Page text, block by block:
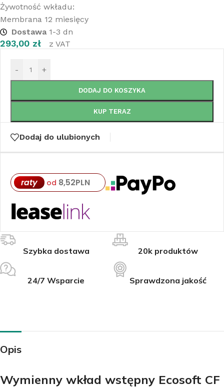
Żywotność wkładu:
Membrana 12 miesięcy
Dostawa1-3 dn
293,00 zł z VAT
- +
DODAJ DO KOSZYKA
KUP TERAZ
Dodaj do ulubionych
raty od 8,52PLN
Szybka dostawa 20k produktów
24/7 Wsparcie Sprawdzona jakość
Opis
Wymienny wkład wstępny Ecosoft CF